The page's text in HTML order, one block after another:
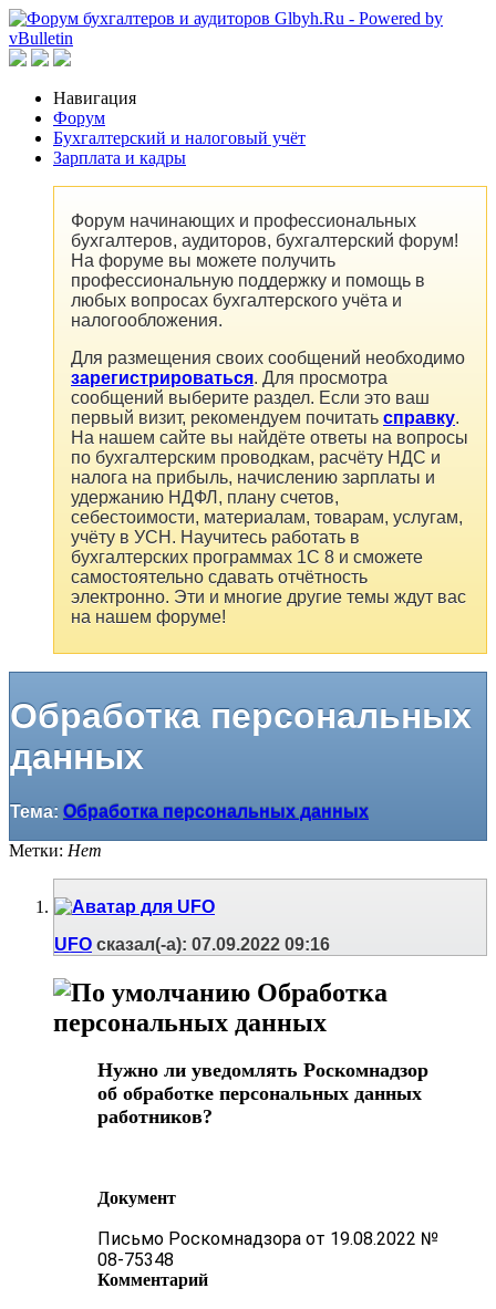
Навигация
Форум
Бухгалтерский и налоговый учёт
Зарплата и кадры
Форум начинающих и профессиональных
бухгалтеров, аудиторов, бухгалтерский форум!
На форуме вы можете получить
профессиональную поддержку и помощь в
любых вопросах бухгалтерского учёта и
налогообложения.
Для размещения своих сообщений необходимо
зарегистрироваться. Для просмотра
сообщений выберите раздел. Если это ваш
первый визит, рекомендуем почитать справку.
На нашем сайте вы найдёте ответы на вопросы
по бухгалтерским проводкам, расчёту НДС и
налога на прибыль, начислению зарплаты и
удержанию НДФЛ, плану счетов,
себестоимости, материалам, товарам, услугам,
учёту в УСН. Научитесь работать в
бухгалтерских программах 1С 8 и сможете
самостоятельно сдавать отчётность
электронно. Эти и многие другие темы ждут вас
на нашем форуме!
Обработка персональных
данных
Тема: Обработка персональных данных
Метки: Нет
UFO сказал(-а): 07.09.2022 09:16
Обработка
персональных данных
Нужно ли уведомлять Роскомнадзор
об обработке персональных данных
работников?
Документ
Письмо Роскомнадзора от 19.08.2022 №
08-75348
Комментарий